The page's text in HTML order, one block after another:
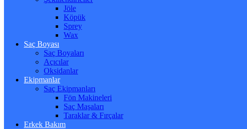
Jöle
Köpük
Sprey
Wax
Saç Boyası
Saç Boyaları
Açıcılar
Oksidanlar
Ekipmanlar
Saç Ekipmanları
Fön Makineleri
Saç Maşaları
Taraklar & Fırçalar
Erkek Bakım